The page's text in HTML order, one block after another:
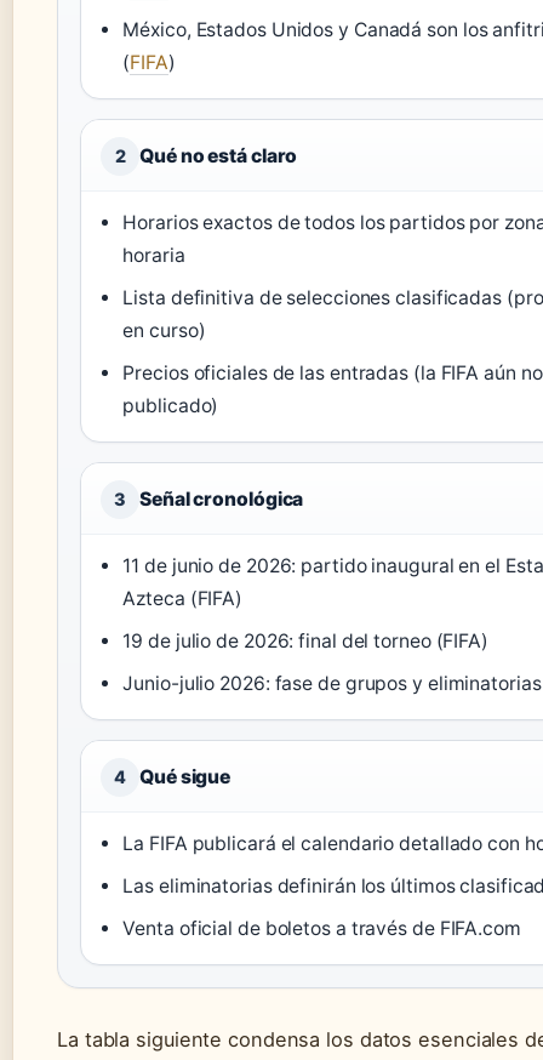
México, Estados Unidos y Canadá son los
(FIFA)
2 Qué no está claro
Horarios exactos de todos los partidos por
horaria
Lista definitiva de selecciones clasificadas
en curso)
Precios oficiales de las entradas (la FIFA aún
publicado)
3 Señal cronológica
11 de junio de 2026: partido inaugural en el
Azteca (FIFA)
19 de julio de 2026: final del torneo (FIFA)
Junio-julio 2026: fase de grupos y eliminatorias
4 Qué sigue
La FIFA publicará el calendario detallado con
Las eliminatorias definirán los últimos
Venta oficial de boletos a través de FIFA.com
La tabla siguiente condensa los datos esenciales